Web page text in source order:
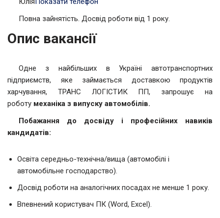
Повна зайнятість. Досвід роботи від 1 року.
Опис вакансії
Одне з найбільших в Україні автотранспортних
підприємств, яке займається доставкою продуктів
харчування, ТРАНС ЛОГІСТИК ПП, запрошує на
роботу механіка з випуску автомобілів.
Побажання до досвіду і професійних навиків
кандидатів:
Освіта середньо-технічна/вища (автомобілі і
автомобільне господарство).
Досвід роботи на аналогічних посадах не менше 1 року.
Впевнений користувач ПК (Word, Excel).